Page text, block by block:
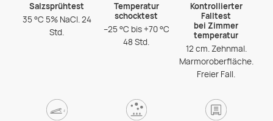
Salzsprühtest
35 °C 5% NaCl. 24
Std.
Temperatur
schocktest
–25 °C bis +70 °C
48 Std.
Kontrollierter
Falltest
bei Zimmer
temperatur
12 cm. Zehnmal.
Marmoroberfläche.
Freier Fall.